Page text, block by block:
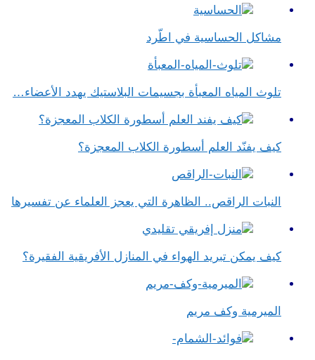
مشاكل الحساسية في اطّرد
تلوث المياه المعبأة بجسيمات البلاستيك يهدد الأعضاء…
كيف يفنّد العلم أسطورة الكلاب المعجزة؟
النبات الراقص.. الظاهرة التي يعجز العلماء عن تفسيرها
كيف يمكن تبريد الهواء في المنازل الأفريقية الفقيرة؟
الميرمية وكف مريم